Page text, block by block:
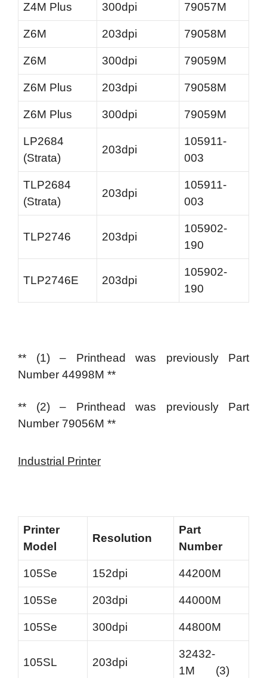
Z4M Plus 300dpi 79057M
Z6M 203dpi 79058M
Z6M 300dpi 79059M
Z6M Plus 203dpi 79058M
Z6M Plus 300dpi 79059M
LP2684
(Strata)
203dpi
105911-
003
TLP2684
(Strata)
203dpi
105911-
003
TLP2746 203dpi
105902-
190
TLP2746E 203dpi
105902-
190
** (1) – Printhead was previously Part
Number 44998M **
** (2) – Printhead was previously Part
Number 79056M **
Industrial Printer
Printer
Model
Resolution
Part
Number
105Se 152dpi 44200M
105Se 203dpi 44000M
105Se 300dpi 44800M
105SL 203dpi
32432-
1M (3)